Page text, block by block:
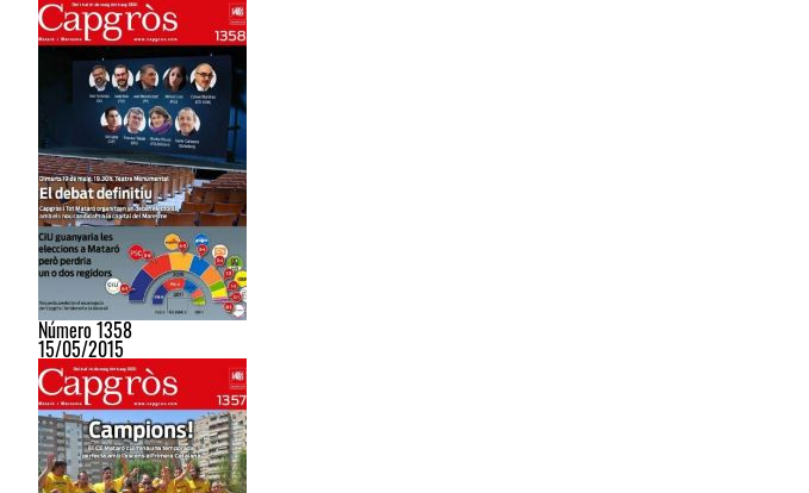
Número 1358
15/05/2015